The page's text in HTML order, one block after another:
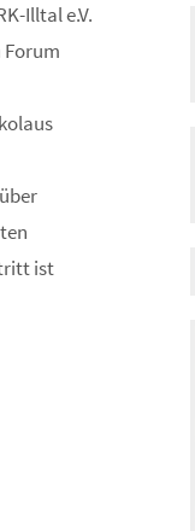
Illtal e.V.
ist